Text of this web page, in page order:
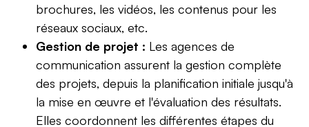
brochures, les vidéos, les contenus pour les
réseaux sociaux, etc.
Gestion de projet : Les agences de
communication assurent la gestion complète
des projets, depuis la planification initiale jusqu'à
la mise en œuvre et l'évaluation des résultats.
Elles coordonnent les différentes étapes du